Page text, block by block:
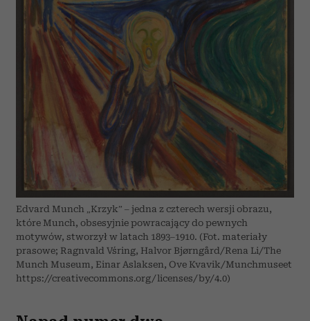
Edvard Munch „Krzyk” – jedna z czterech wersji obrazu,
które Munch, obsesyjnie powracający do pewnych
motywów, stworzył w latach 1893–1910. (Fot. materiały
prasowe; Ragnvald Vśring, Halvor Bjørngård/Rena Li/The
Munch Museum, Einar Aslaksen, Ove Kvavik/Munchmuseet
https://creativecommons.org/licenses/by/4.0)